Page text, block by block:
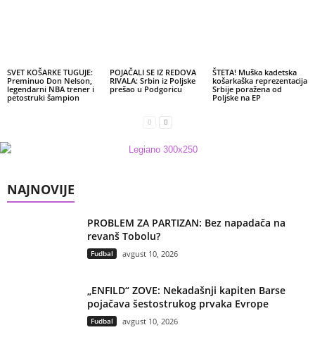
SVET KOŠARKE TUGUJE:
Preminuo Don Nelson,
legendarni NBA trener i
petostruki šampion
POJAČALI SE IZ REDOVA
RIVALA: Srbin iz Poljske
prešao u Podgoricu
ŠTETA! Muška kadetska
košarkaška reprezentacija
Srbije poražena od
Poljske na EP
NAJNOVIJE
PROBLEM ZA PARTIZAN: Bez napadača na
revanš Tobolu?
Fudbal avgust 10, 2026
„ENFILD“ ZOVE: Nekadašnji kapiten Barse
pojačava šestostrukog prvaka Evrope
Fudbal avgust 10, 2026